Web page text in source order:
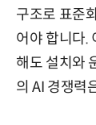
구조로 표준
어야 합니다.
해도 설치와
의 AI 경쟁력